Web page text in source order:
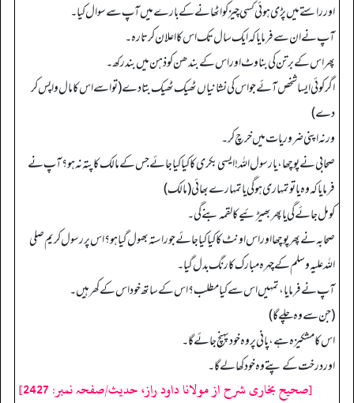
اور راستے میں پڑی ہوئی کسی چیز کو اٹھانے کے بارے میں آپ سے سوال کیا۔
آپ نے ان سے فرمایا کہ ایک سال تک اس کا اعلان کرتا رہ۔
پھر اس کے برتن کی بناوٹ اور اس کے بندھن کو ذہن میں بند رکھ۔
اگر کوئی ایسا شخص آئے جو اس کی نشانیاں ٹھیک ٹھیک بتا دے (تو اسے اس کا مال واپس کر
دے)
ورنہ اپنی ضروریات میں خرچ کر۔
صحابی نے پوچھا، یا رسول اللہ! ایسی بکری کا کیا کیا جائے جس کے مالک کا پتہ نہ ہو؟ آپ نے
فرمایا کہ وہ یا تو تمہاری ہوگی یا تمہارے بھائی (مالک)
کو مل جائے گی یا پھر بھیڑئیے کا لقمہ بنے گی۔
صحابہ نے پھر پوچھا اور اس اونٹ کا کیا کیا جائے جو راستہ بھول گیاہو؟ اس پر رسول کریم صلی
اللہ علیہ وسلم کے چہرہ مبارک کا رنگ بدل گیا۔
آپ نے فرمایا، تمہیں اس سے کیا مطلب؟ اس کے ساتھ خود اس کے کھر ہیں۔
(جن سے وہ چلے گا)
اس کا مشکیزہ ہے، پانی پر وہ خود پہنچ جائے گا۔
اور درخت کے پتے وہ خود کھا لے گا۔
[صحیح بخاری شرح از مولانا داود راز، حدیث/صفحہ نمبر: 2427]